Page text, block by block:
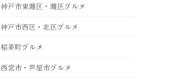
神戸市東灘区・灘区グルメ
神戸市西区・北区グルメ
稲美町グルメ
西宮市・芦屋市グルメ